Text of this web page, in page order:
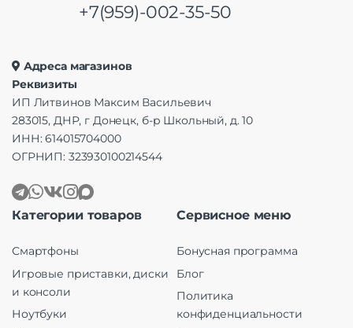
+7(959)-002-35-50
Адреса магазинов
Реквизиты
ИП Литвинов Максим Васильевич
283015, ДНР, г Донецк, б-р Школьный, д. 10
ИНН: 614015704000
ОГРНИП: 323930100214544
Категории товаров
Смартфоны
Игровые приставки, диски
и консоли
Ноутбуки
Сервисное меню
Бонусная программа
Блог
Политика
конфиденциальности